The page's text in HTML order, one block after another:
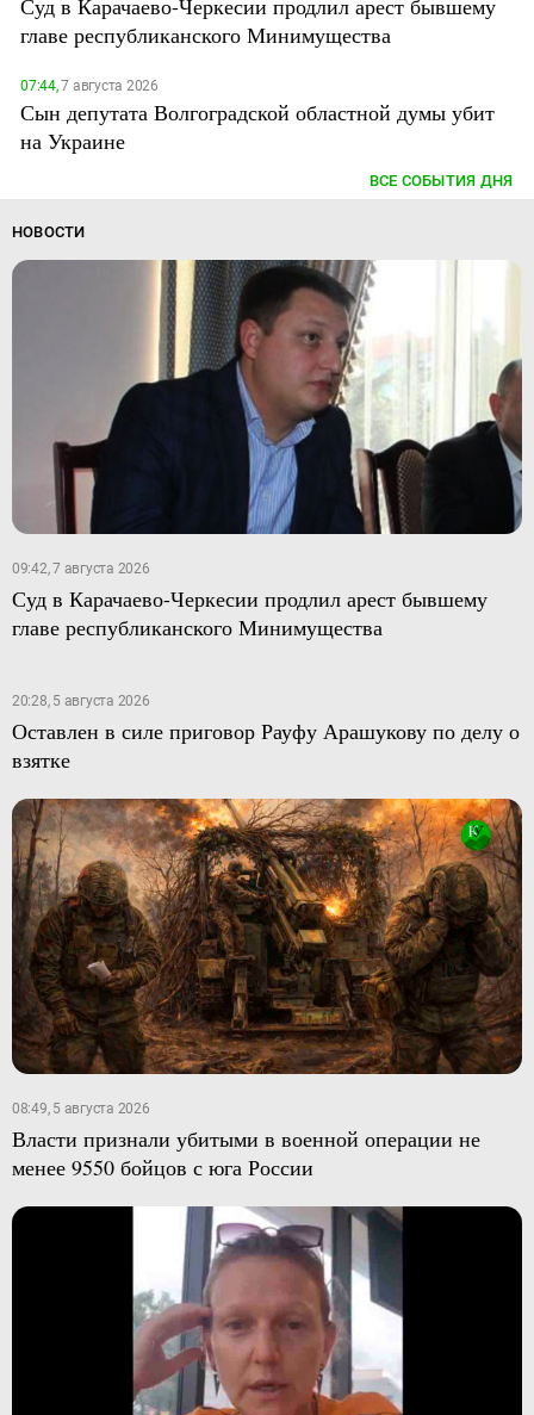
главе республиканского Минимущества
07:44,7 августа 2026
Сын депутата Волгоградской областной думы убит
на Украине
ВСЕ СОБЫТИЯ ДНЯ
НОВОСТИ
09:42, 7 августа 2026
Суд в Карачаево-Черкесии продлил арест бывшему
главе республиканского Минимущества
20:28, 5 августа 2026
Оставлен в силе приговор Рауфу Арашукову по делу о
взятке
08:49, 5 августа 2026
Власти признали убитыми в военной операции не
менее 9550 бойцов с юга России